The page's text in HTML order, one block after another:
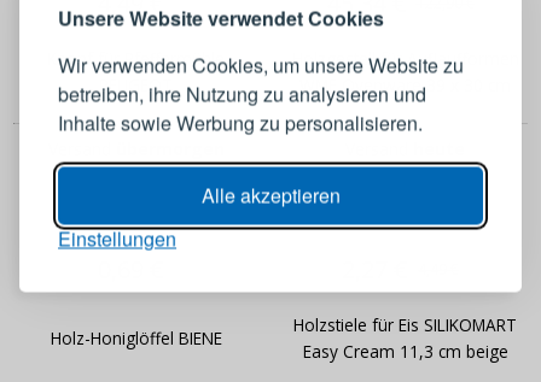
Unsere Website verwendet Cookies
Wir verwenden Cookies, um unsere Website zu
betreiben, ihre Nutzung zu analysieren und
Inhalte sowie Werbung zu personalisieren.
Alle akzeptieren
Einstellungen
Knopf für Pfeffermühle
PEUGEOT
Holzgestell für Auflaufformen
WMF Ovenware 39 x 30 cm
Holz-Honiglöffel BIENE
Holzstiele für Eis SILIKOMART
Easy Cream 11,3 cm beige
Melden Sie sich bei Ihrem
E-Mail-Adresse
Passwort erinnern